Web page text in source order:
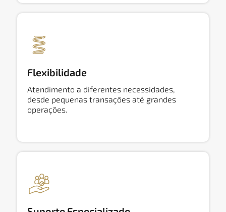
Flexibilidade
Atendimento a diferentes necessidades,
desde pequenas transações até grandes
operações.